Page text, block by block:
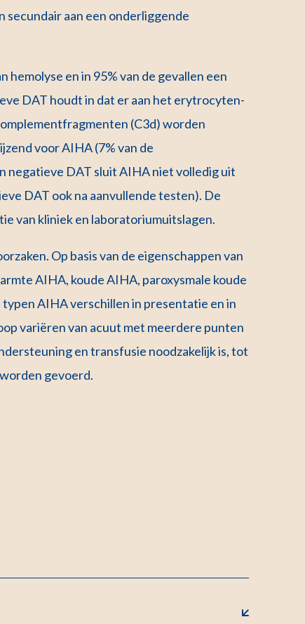
secundair aan een onderliggende
hemolyse en in 95% van de gevallen een
DAT houdt in dat er aan het erytrocyten-
(C3d) worden
voor AIHA (7% van de
negatieve DAT sluit AIHA niet volledig uit
DAT ook na aanvullende testen). De
van kliniek en laboratoriumuitslagen.
Op basis van de eigenschappen van
AIHA, koude AIHA, paroxysmale koude
AIHA verschillen in presentatie en in
variëren van acuut met meerdere punten
en transfusie noodzakelijk is, tot
gevoerd.